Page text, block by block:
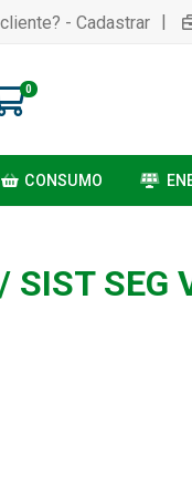
- Cadastrar |
0
CONSUMO
SIST SEG